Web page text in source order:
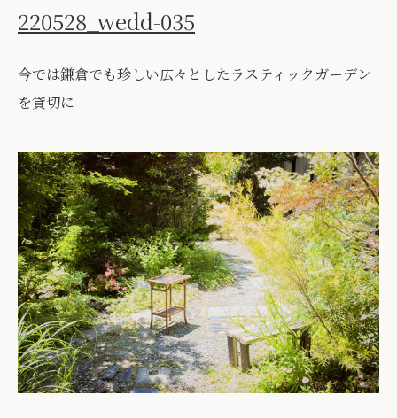
220528_wedd-035
今では鎌倉でも珍しい広々としたラスティックガーデン
を貸切に